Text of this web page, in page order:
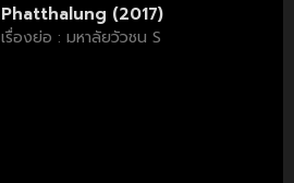
Phatthalung (2017)
เรื่องย่อ : มหาลัยวัวชน S